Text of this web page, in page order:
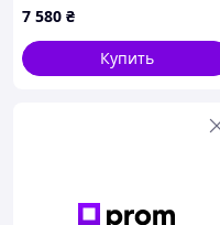
Мультикам
7 580 ₴
Купить